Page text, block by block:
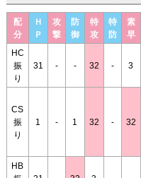
配
分
Ｈ
Ｐ
攻
撃
防
御
特
攻
特
防
素
早
HC
振
り
31 - - 32 - 3
CS
振
り
1 - 1 32 - 32
HB